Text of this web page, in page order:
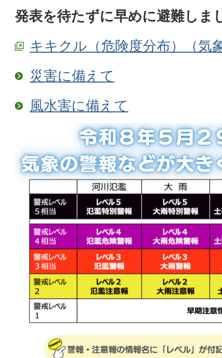
発表を待たずに早めに避難しま
キキクル（危険度分布）（気
災害に備えて
風水害に備えて